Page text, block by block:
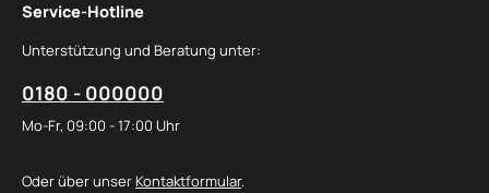
Service-Hotline
Unterstützung und Beratung unter:
0180 - 000000
Mo-Fr, 09:00 - 17:00 Uhr
Oder über unser Kontaktformular.